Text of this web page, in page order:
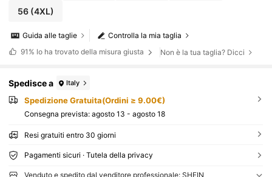
56(4XL)
Controlla la mia taglia
Guida alle taglie
91% lo ha trovato della misura giusta Non è la tua taglia? Dicci
Spedisce a Italy
Spedizione Gratuita(Ordini ≥ 9.00€)
Consegna prevista: agosto 13 - agosto 18
Resi gratuiti entro 30 giorni
Pagamenti sicuri · Tutela della privacy
Venduto e spedito dal venditore professionale: SHEIN